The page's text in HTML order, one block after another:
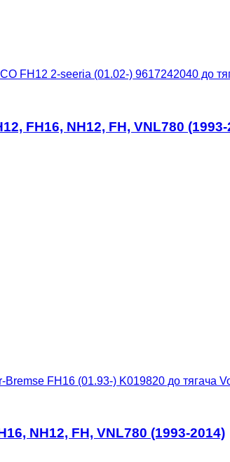
FH12 2-seeria (01.02-) 9617242040 до
FH16, NH12, FH, VNL780
Bremse FH16 (01.93-) K019820 до тягача
NH12, FH, VNL780 (1993-2014)